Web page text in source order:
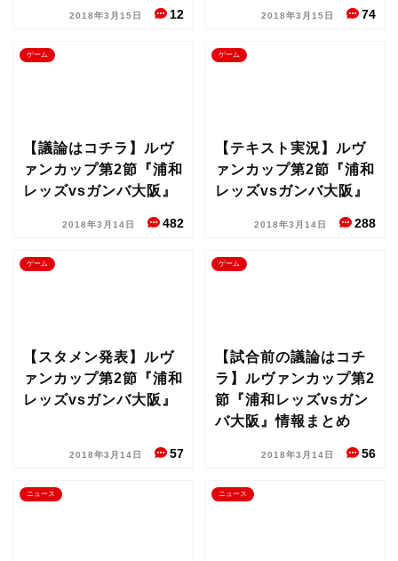
2018年3月15日 12 2018年3月15日 74
ゲーム
【議論はコチラ】ルヴ
ァンカップ第2節『浦和
レッズvsガンバ大阪』
2018年3月14日 482
ゲーム
【テキスト実況】ルヴ
ァンカップ第2節『浦和
レッズvsガンバ大阪』
2018年3月14日 288
ゲーム
【スタメン発表】ルヴ
ァンカップ第2節『浦和
レッズvsガンバ大阪』
2018年3月14日 57
ゲーム
【試合前の議論はコチ
ラ】ルヴァンカップ第2
節『浦和レッズvsガン
バ大阪』情報まとめ
2018年3月14日 56
ニュース ニュース